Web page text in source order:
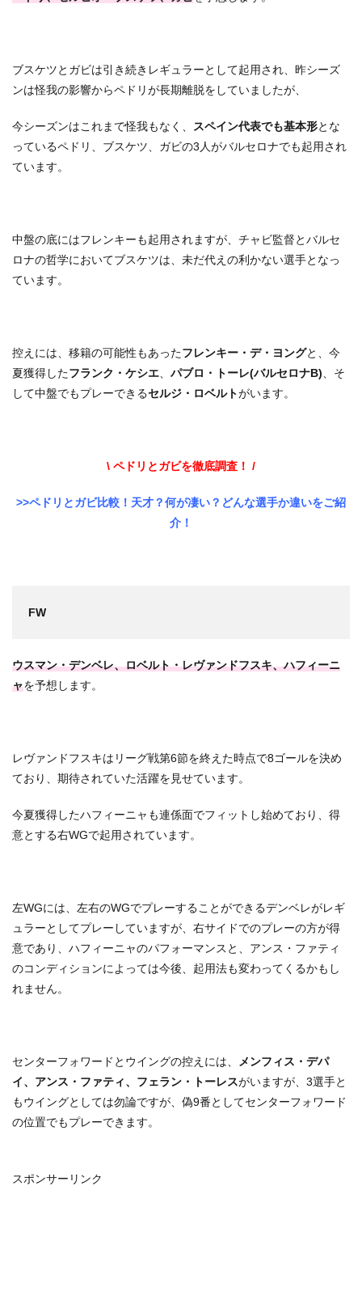
ブスケツとガビは引き続きレギュラーとして起用され、昨シーズ
ンは怪我の影響からペドリが長期離脱をしていましたが、
今シーズンはこれまで怪我もなく、 スペイン代表でも基本形とな
っているペドリ、ブスケツ、ガビの3人がバルセロナでも起用され
ています。
中盤の底にはフレンキーも起用されますが、チャビ監督とバルセ
ロナの哲学においてブスケツは、未だ代えの利かない選手となっ
ています。
控えには、移籍の可能性もあったフレンキー・デ・ヨングと、今
夏獲得したフランク・ケシエ パブロ・トーレ(バルセロナB) 、そ
して中盤でもプレーできるセルジ・ロベルトがいます。
\ ペドリとガビを徹底調査！ /
>>ペドリとガビ比較！天才？何が凄い？どんな選手か違いをご紹
介！
FW
ウスマン・デンベレ、ロベルト・レヴァンドフスキ、ハフィーニ
ャを予想します。
レヴァンドフスキはリーグ戦第6節を終えた時点で8ゴールを決め
ており、期待されていた活躍を見せています。
今夏獲得したハフィーニャも連係面でフィットし始めており、得
意とする右WGで起用されています。
左WGには、左右のWGでプレーすることができるデンベレがレギ
ュラーとしてプレーしていますが、右サイドでのプレーの方が得
意であり、ハフィーニャのパフォーマンスと、アンス・ファティ
のコンディションによっては今後、起用法も変わってくるかもし
れません。
センターフォワードとウイングの控えには、
メンフィス・デパ
イ、アンス・ファティ、フェラン・トーレスがいますが、3選手と
もウイングとしては勿論ですが、偽9番としてセンターフォワード
の位置でもプレーできます。
スポンサーリンク